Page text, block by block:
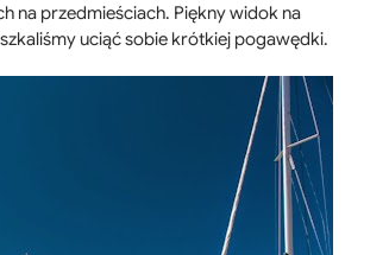
na przedmieściach. Piękny widok na
uciąć sobie krótkiej pogawędki.